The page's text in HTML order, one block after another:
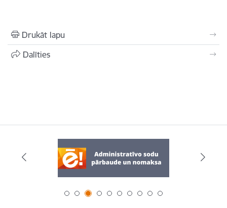
Drukāt lapu
Dalīties